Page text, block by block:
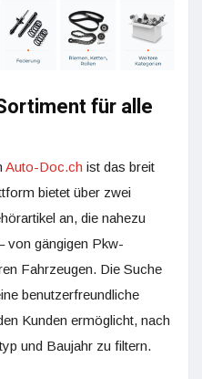
für alle
Auto-Doc.ch ist das breit
bietet über zwei
an, die nahezu
von gängigen Pkw-
Fahrzeugen. Die Suche
benutzerfreundliche
Kunden ermöglicht, nach
und Baujahr zu filtern.